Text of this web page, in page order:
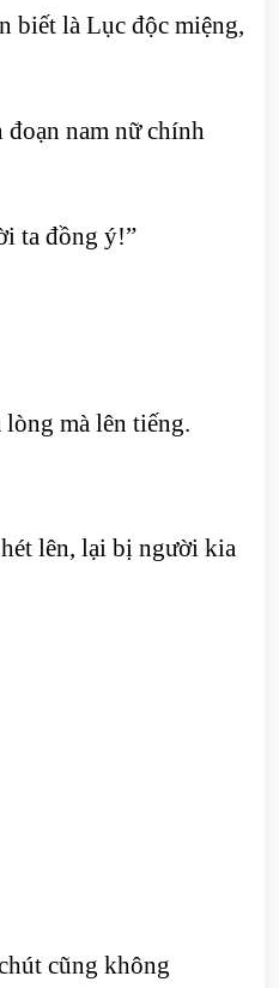
biết là Lục độc miệng,
nam nữ chính
ta đồng ý!”
mà lên tiếng.
lên, lại bị người kia
cũng không